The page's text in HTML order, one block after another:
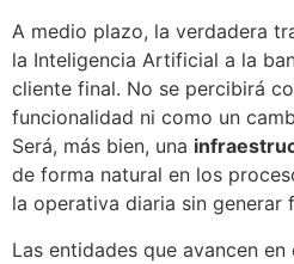
A medio plazo, la verdadera
la Inteligencia Artificial a la
cliente final. No se percibirá
funcionalidad ni como un
Será, más bien, una
de forma natural en los
la operativa diaria sin generar
Las entidades que avancen